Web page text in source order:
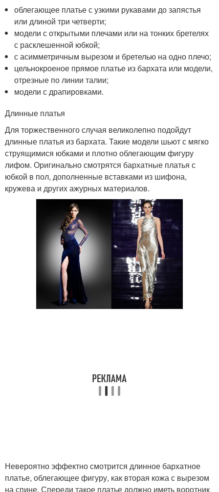
облегающее платье с узкими рукавами до запястья
или длиной три четверти;
модели с открытыми плечами или на тонких бретелях
с расклешенной юбкой;
с асимметричным вырезом и бретелью на одно плечо;
цельнокроеное прямое платье из бархата или модели,
отрезные по линии талии;
модели с драпировками.
Длинные платья
Для торжественного случая великолепно подойдут
длинные платья из бархата. Такие модели шьют с мягко
струящимися юбками и плотно облегающим фигуру
лифом. Оригинально смотрятся бархатные платья с
юбкой в пол, дополненные вставками из шифона,
кружева и других ажурных материалов.
Невероятно эффектно смотрится длинное бархатное
платье, облегающее фигуру, как вторая кожа с вырезом
на спине. Спереди такое платье должно иметь воротник